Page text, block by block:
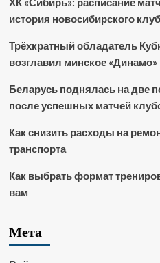
история новосибирского
Трёхкратный обладатель
возглавил минское «Динамо»
Беларусь поднялась на две
после успешных матчей
Как снизить расходы на
транспорта
Как выбрать формат
вам
Мета